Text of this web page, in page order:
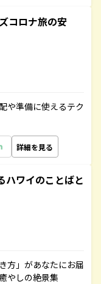
コロナ旅の安
や準備に使えるテク
詳細を見る
ハワイのことばと
方」があなたにお届
やしの絶景集